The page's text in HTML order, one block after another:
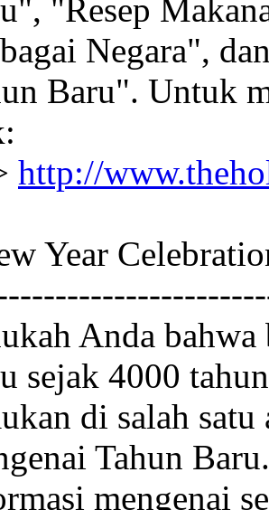
"Resep
Negara",
Baru". Untuk
http://
Year
Anda
sejak 4000
di salah
Tahun
mengenai